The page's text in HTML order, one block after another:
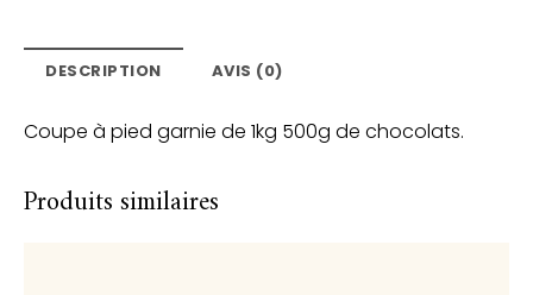
DESCRIPTION AVIS (0)
Coupe à pied garnie de 1kg 500g de chocolats.
Produits similaires